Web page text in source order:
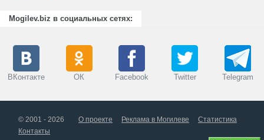
Mogilev.biz в социальных сетях:
ВКонтакте ОК Facebook Twitter Telegram
© 2001 - 2026 О проекте Реклама в Могилеве
Статистика
Контакты